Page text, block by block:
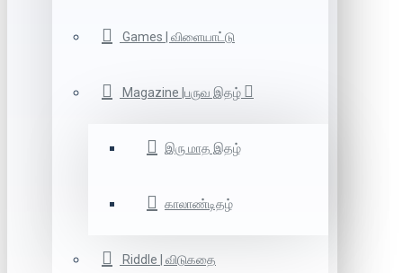
Games | விளையாட்டு
Magazine |பருவ இதழ்
இரு மாத இதழ்
காலாண்டிதழ்
Riddle | விடுகதை